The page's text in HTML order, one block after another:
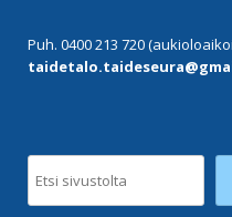
Puh. 0400 213 720